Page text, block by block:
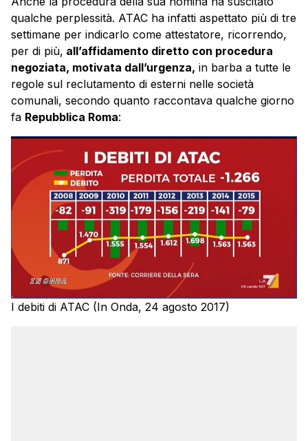
qualche perplessità. ATAC ha infatti aspettato più di tre
settimane per indicarlo come attestatore, ricorrendo,
per di più, all’affidamento diretto con procedura
negoziata, motivata dall’urgenza, in barba a tutte le
regole sul reclutamento di esterni nelle società
comunali, secondo quanto raccontava qualche giorno
fa Repubblica Roma:
I debiti di ATAC (In Onda, 24 agosto 2017)